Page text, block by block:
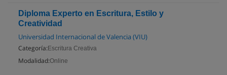
Diploma Experto en Escritura, Estilo y
Creatividad
Universidad Internacional de Valencia (VIU)
Categoría: Escritura Creativa
Modalidad:Online